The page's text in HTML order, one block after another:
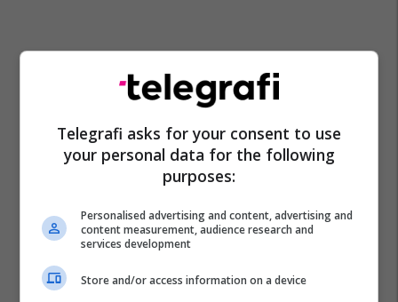
Telegrafi asks for your consent to use
your personal data for the following
purposes:
Personalised advertising and content, advertising and
content measurement, audience research and
services development
Store and/or access information on a device